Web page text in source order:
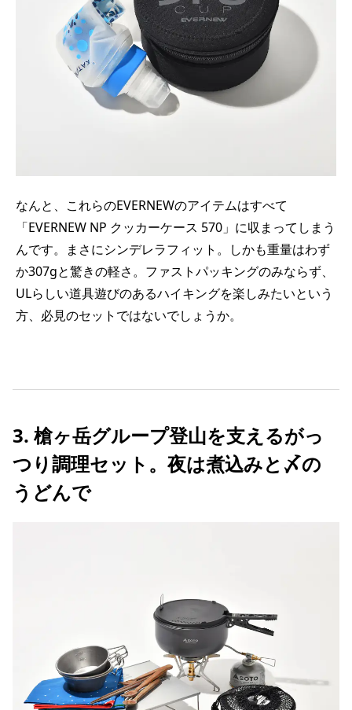
なんと、これらのEVERNEWのアイテムはすべて
「EVERNEW NP クッカーケース 570」に収まってしまう
んです。まさにシンデレラフィット。しかも重量はわず
か307gと驚きの軽さ。ファストパッキングのみならず、
ULらしい道具遊びのあるハイキングを楽しみたいという
方、必見のセットではないでしょうか。
3. 槍ヶ岳グループ登山を支えるがっ
つり調理セット。夜は煮込みと〆の
うどんで